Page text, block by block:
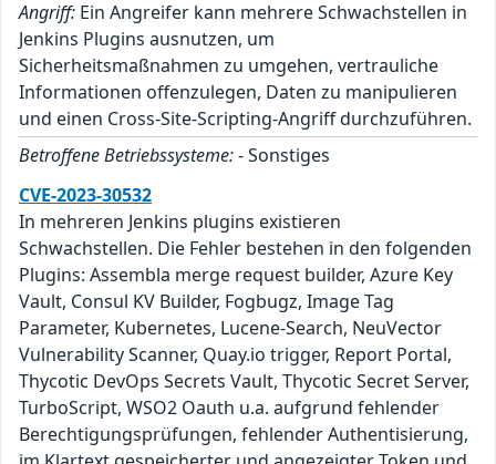
Angriff: Ein Angreifer kann mehrere Schwachstellen in
Jenkins Plugins ausnutzen, um
Sicherheitsmaßnahmen zu umgehen, vertrauliche
Informationen offenzulegen, Daten zu manipulieren
und einen Cross-Site-Scripting-Angriff durchzuführen.
Betroffene Betriebssysteme:- Sonstiges
CVE-2023-30532
In mehreren Jenkins plugins existieren
Schwachstellen. Die Fehler bestehen in den folgenden
Plugins: Assembla merge request builder, Azure Key
Vault, Consul KV Builder, Fogbugz, Image Tag
Parameter, Kubernetes, Lucene-Search, NeuVector
Vulnerability Scanner, Quay.io trigger, Report Portal,
Thycotic DevOps Secrets Vault, Thycotic Secret Server,
TurboScript, WSO2 Oauth u.a. aufgrund fehlender
Berechtigungsprüfungen, fehlender Authentisierung,